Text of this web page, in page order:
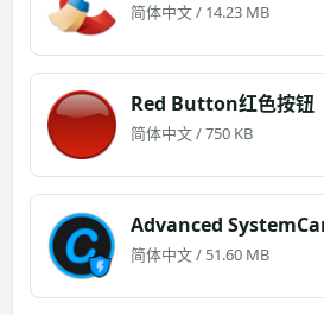
简体中文 / 14.23 MB
Red Button红色按钮
简体中文 / 750 KB
Advanced
简体中文 / 51.60 MB